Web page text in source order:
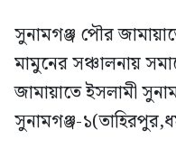
সুনামগঞ্জ পৌর
মামুনের সঞ্চালনায়
জামায়াতে ইসলামী
সুনামগঞ্জ-